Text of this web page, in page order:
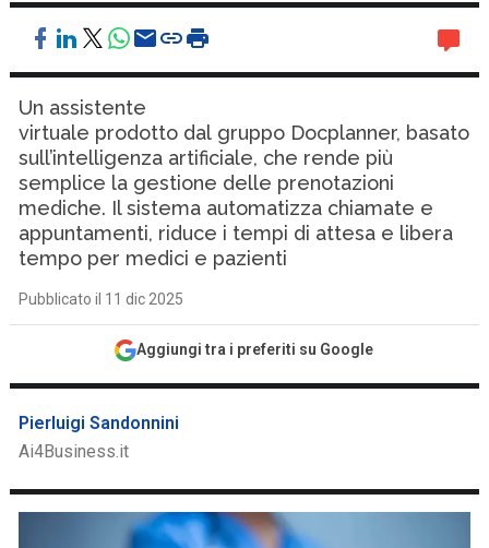
Un assistente
virtuale prodotto dal gruppo Docplanner, basato
sull’intelligenza artificiale, che rende più
semplice la gestione delle prenotazioni
mediche. Il sistema automatizza chiamate e
appuntamenti, riduce i tempi di attesa e libera
tempo per medici e pazienti
Pubblicato il 11 dic 2025
Aggiungi tra i preferiti su Google
Pierluigi Sandonnini
Ai4Business.it